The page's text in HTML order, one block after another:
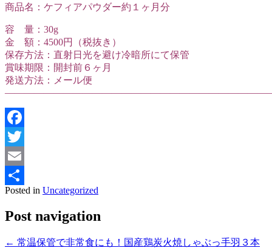
商品名：ケフィアパウダー約１ヶ月分
容 量：30g
金 額：4500円（税抜き）
保存方法：直射日光を避け冷暗所にて保管
賞味期限：開封前６ヶ月
発送方法：メール便
Facebook
Twitter
Email
共
有
Posted in Uncategorized
Post navigation
← 常温保管で非常食にも！国産鶏炭火焼しゃぶっ手羽３本